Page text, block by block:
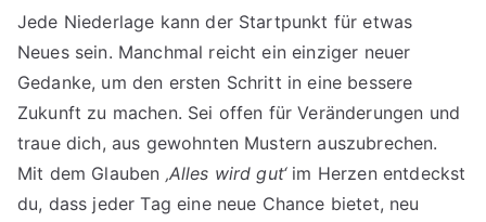
Jede Niederlage kann der Startpunkt für etwas
Neues sein. Manchmal reicht ein einziger neuer
Gedanke, um den ersten Schritt in eine bessere
Zukunft zu machen. Sei offen für Veränderungen und
traue dich, aus gewohnten Mustern auszubrechen.
Mit dem Glauben ‚Alles wird gut‘im Herzen entdeckst
du, dass jeder Tag eine neue Chance bietet, neu